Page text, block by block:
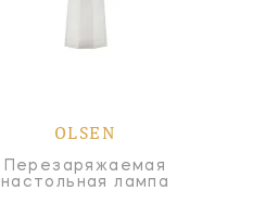
OLSEN
Перезаряжаемая
настольная лампа